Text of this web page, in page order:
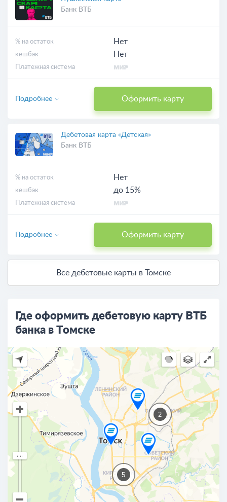
Банк ВТБ
% на остаток Нет
кешбэк Нет
Платежная система
Оформить карту
Подробнее
Дебетовая карта «Детская»
Банк ВТБ
% на остаток Нет
кешбэк до 15%
Платежная система
Оформить карту
Подробнее
Все дебетовые карты в Томске
Где оформить дебетовую карту ВТБ
банка в Томске
5
2